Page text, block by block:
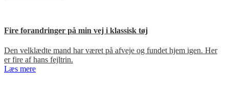
Fire forandringer på min vej i klassisk tøj
Den velklædte mand har været på afveje og fundet hjem igen. Her
er fire af hans fejltrin.
Læs mere